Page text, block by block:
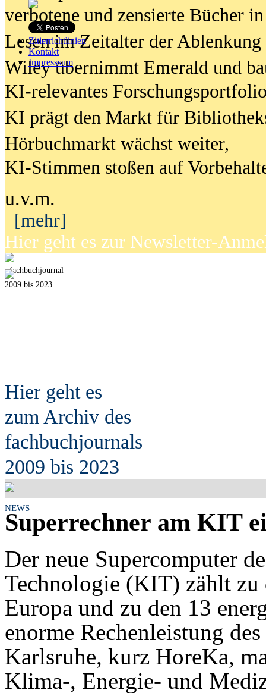
Zitierrichtlinien
Kontakt
Impresssum
verbotene und zensierte Bücher
Lesen im Zeitalter der Ablenkung
Wiley übernimmt Emerald und
KI-relevantes
KI prägt den Markt für
Hörbuchmarkt wächst weiter,
KI-Stimmen stoßen auf
u.v.m.
[mehr]
Hier geht es zur Newsletter-
fachbuchjournal
2009 bis 2023
Hier geht es
zum Archiv des
fachbuchjournals
2009 bis 2023
NEWS
Superrechner am KIT
Der neue Supercomputer
Technologie (KIT) zählt zu
Europa und zu den 13
enorme Rechenleistung
Karlsruhe, kurz HoreKa,
Klima-, Energie- und